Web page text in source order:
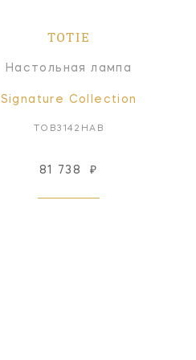
TOTIE
Настольная лампа
Signature Collection
TOB3142HAB
81 738 ₽